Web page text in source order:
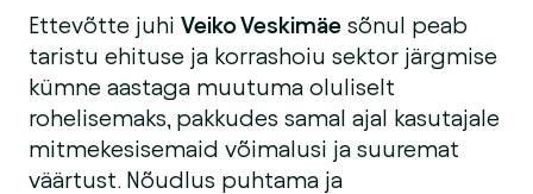
Ettevõtte juhi Veiko Veskimäe sõnul peab
taristu ehituse ja korrashoiu sektor järgmise
kümne aastaga muutuma oluliselt
rohelisemaks, pakkudes samal ajal kasutajale
mitmekesisemaid võimalusi ja suuremat
väärtust. Nõudlus puhtama ja